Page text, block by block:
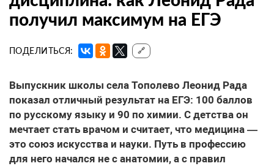
получил максимум на ЕГЭ
ПОДЕЛИТЬСЯ: 🔗
Выпускник школы села Тополево Леонид Рада
показал отличный результат на ЕГЭ: 100 баллов
по русскому языку и 90 по химии. С детства он
мечтает стать врачом и считает, что медицина —
это союз искусства и науки. Путь в профессию
для него начался не с анатомии, а с правил